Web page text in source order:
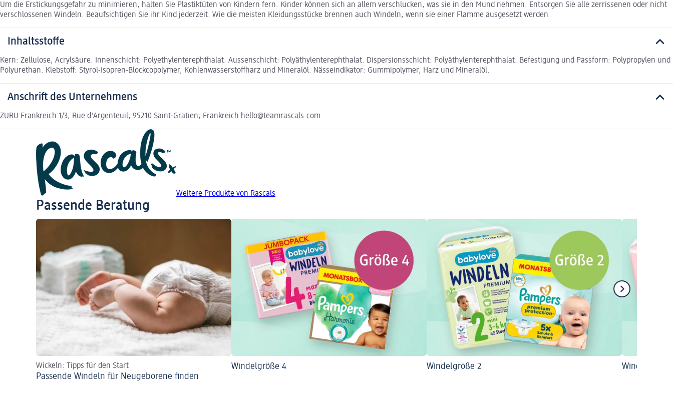
Um die Erstickungsgefahr zu minimieren, halten Sie Plastiktüten von Kindern fern. Kinder können sich an allem verschlucken, was sie in den Mund nehmen. Entsorgen Sie alle zerrissenen oder nicht
verschlossenen Windeln. Beaufsichtigen Sie ihr Kind jederzeit. Wie die meisten Kleidungsstücke brennen auch Windeln, wenn sie einer Flamme ausgesetzt werden
Inhaltsstoffe
Kern: Zellulose, Acrylsäure. Innenschicht: Polyethylenterephthalat. Aussenschicht: Polyäthylenterephthalat. Dispersionsschicht: Polyäthylenterephthalat. Befestigung und Passform: Polypropylen und
Polyurethan. Klebstoff: Styrol-Isopren-Blockcopolymer, Kohlenwasserstoffharz und Mineralöl. Nässeindikator: Gummipolymer, Harz und Mineralöl.
Anschrift des Unternehmens
ZURU Frankreich 1/3, Rue d'Argenteuil; 95210 Saint-Gratien; Frankreich hello@teamrascals.com
Weitere Produkte von Rascals
Passende Beratung
Wickeln: Tipps für den Start
Passende Windeln für Neugeborene finden
Windelgröße 4 Windelgröße 2 Windelgröße